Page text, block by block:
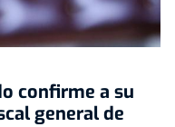
confirme a su
general de